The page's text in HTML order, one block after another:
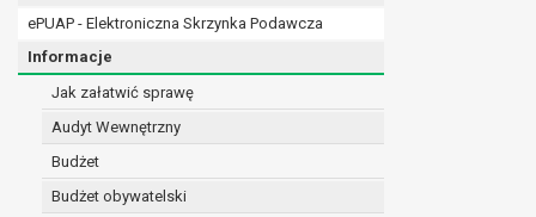
ePUAP - Elektroniczna Skrzynka Podawcza
Informacje
Jak załatwić sprawę
Audyt Wewnętrzny
Budżet
Budżet obywatelski
administrator nie potrzebuje już danych
osoba, której dane dotyczą, wniosła
przetwarzanie danych odbywa się na
prawo sprzeciwu wobec przetwarzania danych